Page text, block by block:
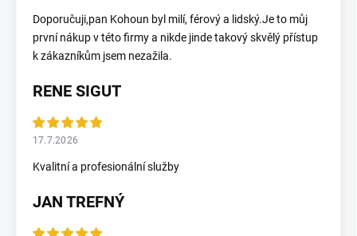
Doporučuji,pan Kohoun byl milí, férový a lidský.Je to můj
první nákup v této firmy a nikde jinde takový skvělý přístup
k zákazníkům jsem nezažila.
RENE SIGUT
17.7.2026
Kvalitní a profesionální služby
JAN TREFNÝ